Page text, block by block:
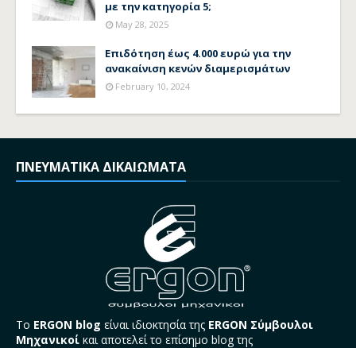
με την κατηγορία 5;
May 28, 2025
Επιδότηση έως 4.000 ευρώ για την
ανακαίνιση κενών διαμερισμάτων
February 10, 2024
ΠΝΕΥΜΑΤΙΚΑ ΔΙΚΑΙΩΜΑΤΑ
Το ERGON blog είναι ιδιοκτησία της ERGON Σύμβουλοι
Μηχανικοί και αποτελεί το επίσημο blog της